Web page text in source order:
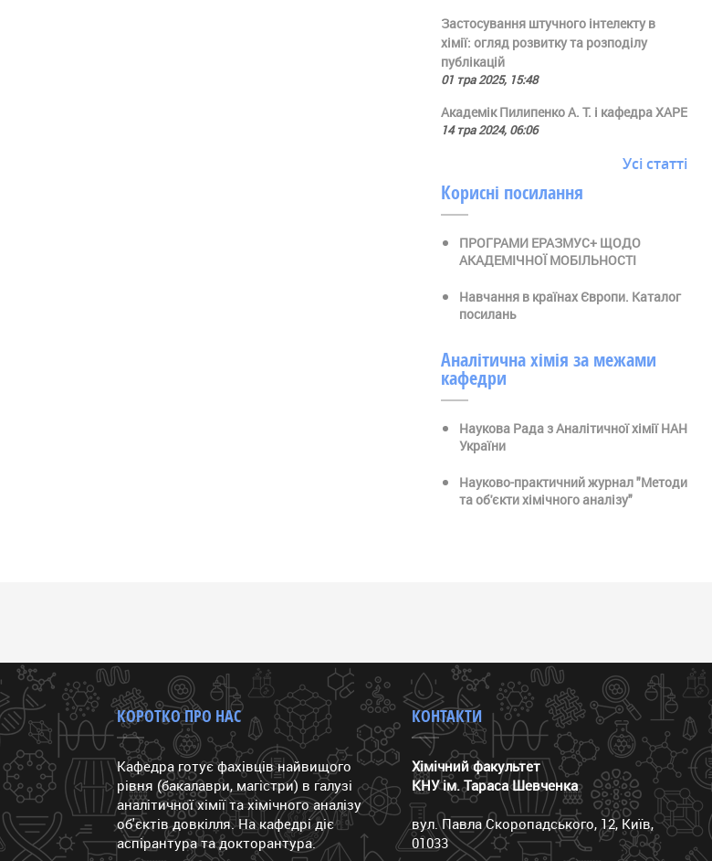
Застосування штучного інтелекту в
хімії: огляд розвитку та розподілу
публікацій
01 тра 2025, 15:48
Академік Пилипенко А. Т. і кафедра ХАРЕ
14 тра 2024, 06:06
Усі статті
Корисні посилання
ПРОГРАМИ ЕРАЗМУС+ ЩОДО
АКАДЕМІЧНОЇ МОБІЛЬНОСТІ
Навчання в країнах Європи. Каталог
посилань
Аналітична хімія за межами
кафедри
Наукова Рада з Аналітичної хімії НАН
України
Науково-практичний журнал "Методи
та об'єкти хімічного аналізу"
КОРОТКО ПРО НАС
Кафедра готує фахівців найвищого
рівня (бакалаври, магістри) в галузі
аналітичної хімії та хімічного аналізу
об'єктів довкілля. На кафедрі діє
аспірантура та докторантура.
КОНТАКТИ
Хімічний факультет
КНУ ім. Тараса Шевченка
вул. Павла Скоропадського, 12, Київ,
01033